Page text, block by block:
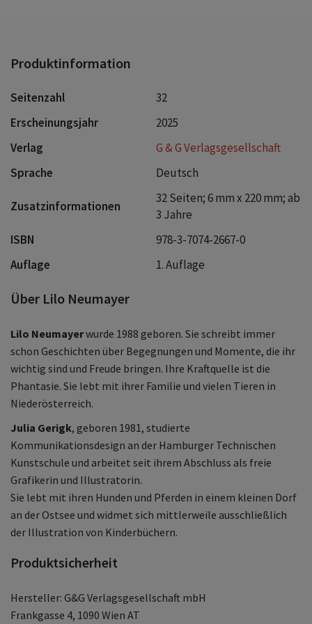
Produktinformation
Seitenzahl
32
Erscheinungsjahr
2025
Verlag
G & G Verlagsgesellschaft
Sprache
Deutsch
Zusatzinformationen
32 Seiten; 6 mm x 220 mm; ab
3 Jahre
ISBN
978-3-7074-2667-0
Auflage
1. Auflage
Über Lilo Neumayer
Lilo Neumayerwurde 1988 geboren. Sie schreibt immer
schon Geschichten über Begegnungen und Momente, die ihr
wichtig sind und Freude bringen. Ihre Kraftquelle ist die
Phantasie. Sie lebt mit ihrer Familie und vielen Tieren in
Niederösterreich.
Julia Gerigk, geboren 1981, studierte
Kommunikationsdesign an der Hamburger Technischen
Kunstschule und arbeitet seit ihrem Abschluss als freie
Grafikerin und Illustratorin.
Sie lebt mit ihren Hunden und Pferden in einem kleinen Dorf
an der Ostsee und widmet sich mittlerweile ausschließlich
der Illustration von Kinderbüchern.
Produktsicherheit
Hersteller: G&G Verlagsgesellschaft mbH
Frankgasse 4, 1090 Wien AT